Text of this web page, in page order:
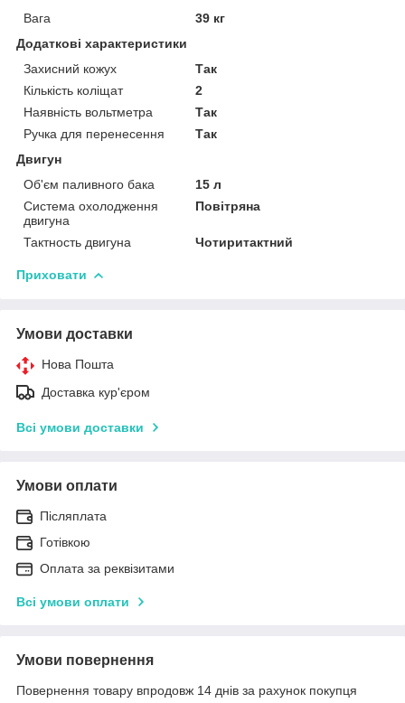
Вага
39 кг
Додаткові характеристики
Захисний кожух
Так
Кількість коліщат
2
Наявність вольтметра
Так
Ручка для перенесення
Так
Двигун
Об'єм паливного бака
15 л
Система охолодження
двигуна
Повітряна
Тактность двигуна Чотиритактний
Приховати
Умови доставки
Нова Пошта
Доставка кур'єром
Всі умови доставки
Умови оплати
Післяплата
Готівкою
Оплата за реквізитами
Всі умови оплати
Умови повернення
Повернення товару впродовж 14 днів за рахунок покупця